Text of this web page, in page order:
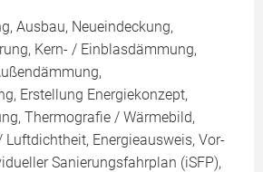
Ausbau, Neueindeckung,
Kern- / Einblasdämmung,
Erstellung Energiekonzept,
Thermografie / Wärmebild,
Luftdichtheit, Energieausweis, Vor-
Sanierungsfahrplan (iSFP),